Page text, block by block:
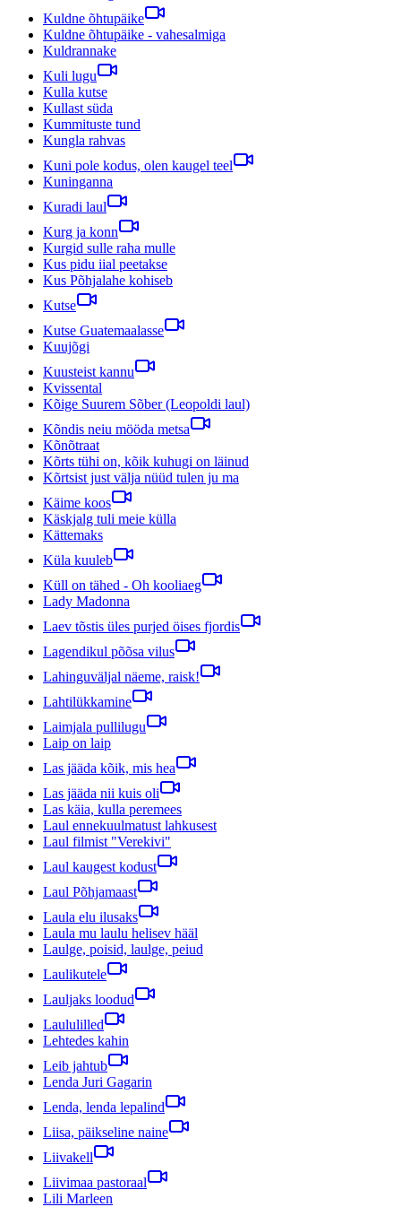
Kuldne õhtupäike
Kuldne õhtupäike - vahesalmiga
Kuldrannake
Kuli lugu
Kulla kutse
Kullast süda
Kummituste tund
Kungla rahvas
Kuni pole kodus, olen kaugel teel
Kuninganna
Kuradi laul
Kurg ja konn
Kurgid sulle raha mulle
Kus pidu iial peetakse
Kus Põhjalahe kohiseb
Kutse
Kutse Guatemaalasse
Kuujõgi
Kuusteist kannu
Kvissental
Kõige Suurem Sõber (Leopoldi laul)
Kõndis neiu mööda metsa
Kõnõtraat
Kõrts tühi on, kõik kuhugi on läinud
Kõrtsist just välja nüüd tulen ju ma
Käime koos
Käskjalg tuli meie külla
Kättemaks
Küla kuuleb
Küll on tähed - Oh kooliaeg
Lady Madonna
Laev tõstis üles purjed öises fjordis
Lagendikul põõsa vilus
Lahinguväljal näeme, raisk!
Lahtilükkamine
Laimjala pullilugu
Laip on laip
Las jääda kõik, mis hea
Las jääda nii kuis oli
Las käia, kulla peremees
Laul ennekuulmatust lahkusest
Laul filmist "Verekivi"
Laul kaugest kodust
Laul Põhjamaast
Laula elu ilusaks
Laula mu laulu helisev hääl
Laulge, poisid, laulge, peiud
Laulikutele
Lauljaks loodud
Laululilled
Lehtedes kahin
Leib jahtub
Lenda Juri Gagarin
Lenda, lenda lepalind
Liisa, päikseline naine
Liivakell
Liivimaa pastoraal
Lili Marleen